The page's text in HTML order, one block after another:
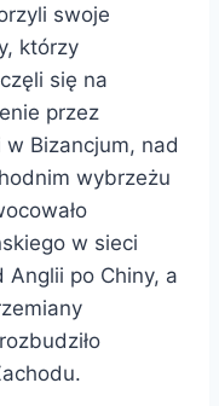
swoje
którzy
się na
przez
Bizancjum, nad
wybrzeżu
w sieci
po Chiny, a